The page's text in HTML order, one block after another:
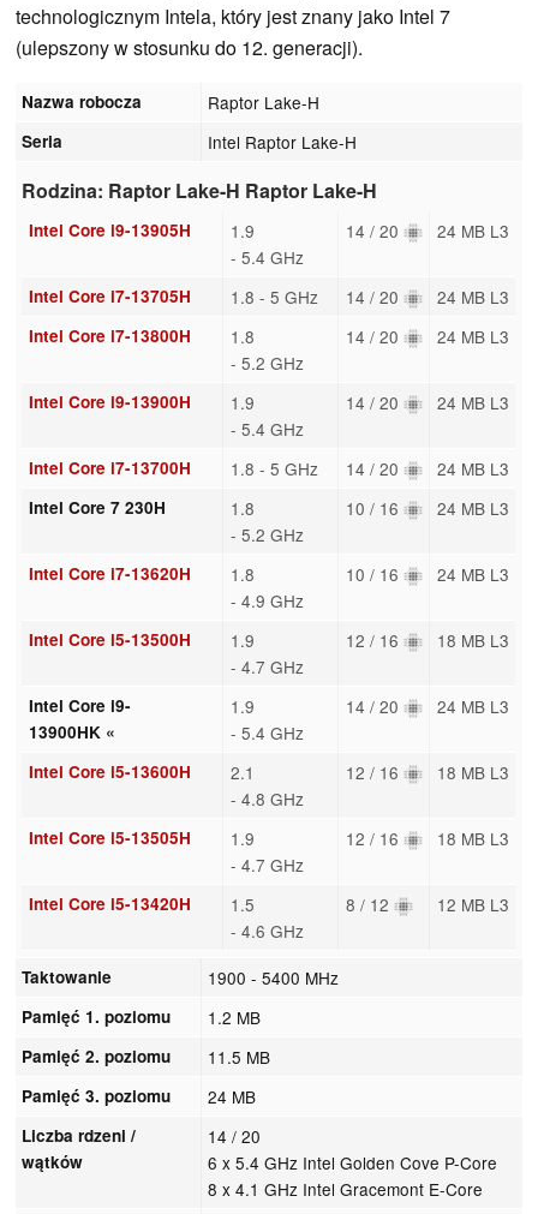
technologicznym Intela, który jest znany jako Intel 7
(ulepszony w stosunku do 12. generacji).
Nazwa robocza Raptor Lake-H
Seria Intel Raptor Lake-H
Rodzina: Raptor Lake-H Raptor Lake-H
Intel Core i9-13905H
1.9
- 5.4 GHz
14 / 20 24 MB L3
Intel Core i7-13705H 1.8 - 5 GHz 14 / 20 24 MB L3
Intel Core i7-13800H
1.8
- 5.2 GHz
14 / 20 24 MB L3
Intel Core i9-13900H
1.9
- 5.4 GHz
14 / 20 24 MB L3
Intel Core i7-13700H 1.8 - 5 GHz 14 / 20 24 MB L3
Intel Core 7 230H
1.8
- 5.2 GHz
10 / 16 24 MB L3
Intel Core i7-13620H
1.8
- 4.9 GHz
10 / 16 24 MB L3
Intel Core i5-13500H
1.9
- 4.7 GHz
12 / 16 18 MB L3
Intel Core i9-
13900HK «
1.9
- 5.4 GHz
14 / 20 24 MB L3
Intel Core i5-13600H
2.1
- 4.8 GHz
12 / 16 18 MB L3
Intel Core i5-13505H
1.9
- 4.7 GHz
12 / 16 18 MB L3
Intel Core i5-13420H
1.5
- 4.6 GHz
8 / 12 12 MB L3
Taktowanie 1900 - 5400 MHz
Pamięć 1. poziomu 1.2 MB
Pamięć 2. poziomu 11.5 MB
Pamięć 3. poziomu 24 MB
Liczba rdzeni /
wątków
14 / 20
6 x 5.4 GHz Intel Golden Cove P-Core
8 x 4.1 GHz Intel Gracemont E-Core